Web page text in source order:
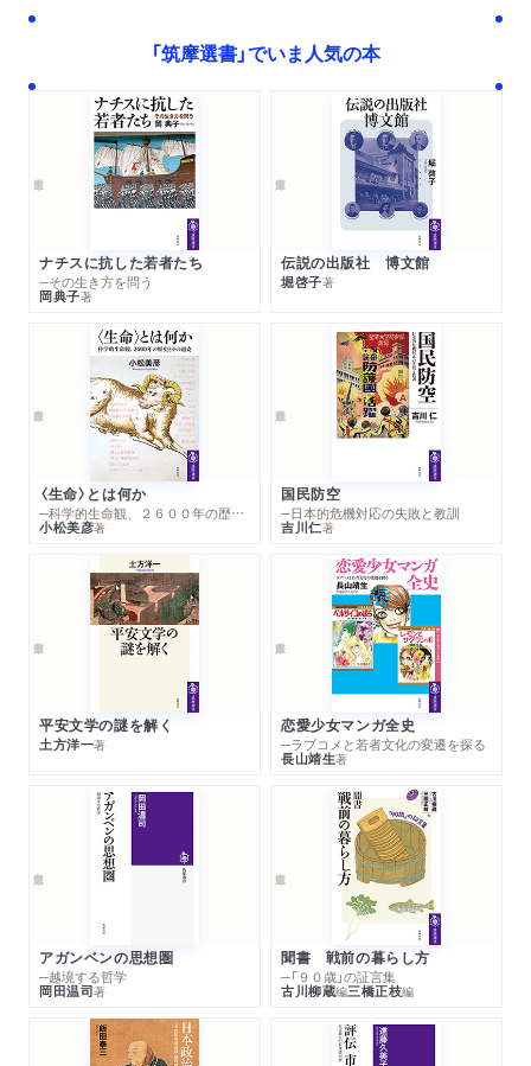
「筑摩選書」でいま人気の本
ナチスに抗した若者たち
─その生き方を問う
岡典子著
伝説の出版社 博文館
堀啓子著
〈生命〉とは何か
─科学的生命観、２６００年の歴史とその超克
小松美彦著
国民防空
─日本的危機対応の失敗と教訓
吉川仁著
平安文学の謎を解く
土方洋一著
恋愛少女マンガ全史
─ラブコメと若者文化の変遷を探る
長山靖生著
アガンベンの思想圏
─越境する哲学
岡田温司著
聞書 戦前の暮らし方
─「９０歳」の証言集
古川柳蔵編三橋正枝編